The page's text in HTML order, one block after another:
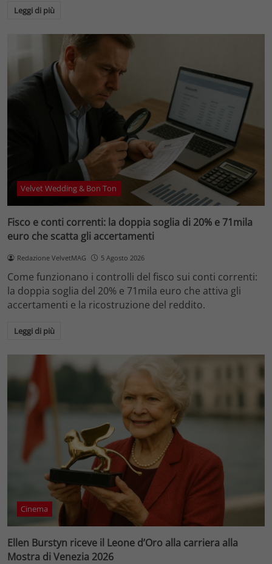
Leggi di più
Velvet Wedding & Bon Ton
Fisco e conti correnti: la doppia soglia di 20% e 71mila
euro che scatta gli accertamenti
Redazione VelvetMAG 5 Agosto 2026
Come funzionano i controlli del fisco sui conti correnti:
la doppia soglia del 20% e 71mila euro che attiva gli
accertamenti e la ricostruzione del reddito.
Leggi di più
Cinema
Ellen Burstyn riceve il Leone d’Oro alla carriera alla
Mostra di Venezia 2026